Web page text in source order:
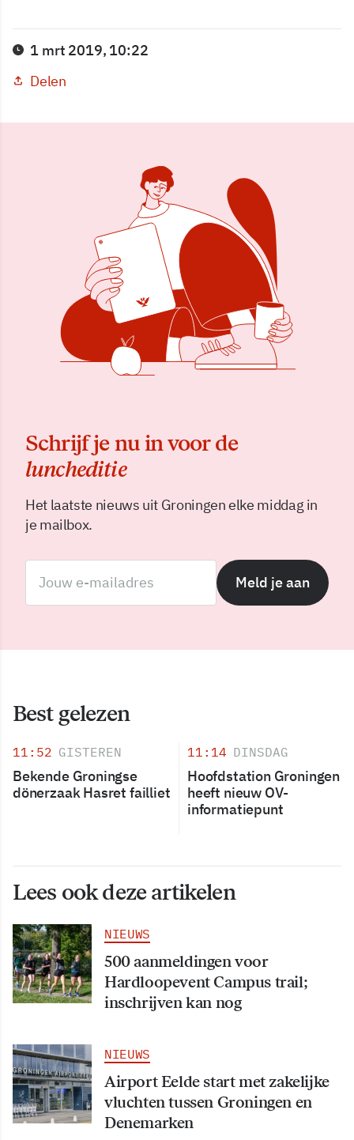
1 mrt 2019, 10:22
Delen
Schrijf je nu in voor de
luncheditie
Het laatste nieuws uit Groningen elke middag in
je mailbox.
Meld je aan
Best gelezen
11:52 GISTEREN
Bekende Groningse
dönerzaak Hasret failliet
11:14 DINSDAG
Hoofdstation Groningen
heeft nieuw OV-
informatiepunt
Lees ook deze artikelen
NIEUWS
500 aanmeldingen voor
Hardloopevent Campus trail;
inschrijven kan nog
NIEUWS
Airport Eelde start met zakelijke
vluchten tussen Groningen en
Denemarken